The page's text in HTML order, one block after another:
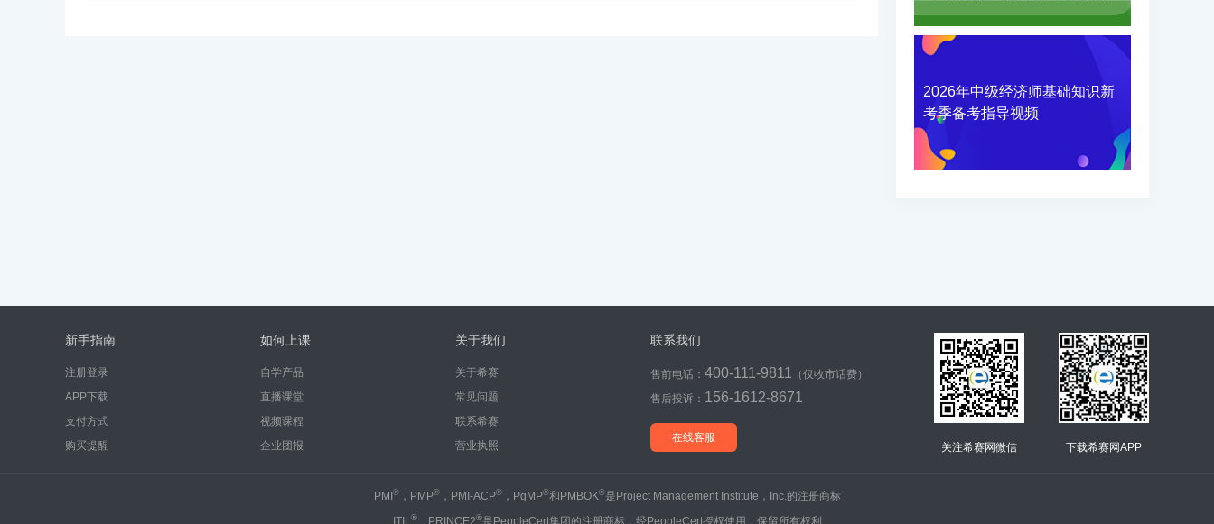
2026年中级经济师基础知识新
考季备考指导视频
新手指南
注册登录
APP下载
支付方式
购买提醒
如何上课
自学产品
直播课堂
视频课程
企业团报
关于我们
关于希赛
常见问题
联系希赛
营业执照
联系我们
售前电话： 400-111-9811
（仅收市话费）
售后投诉： 156-1612-8671
在线客服
关注希赛网微信 下载希赛网APP
PMI®，PMP®，PMI-ACP®，PgMP®和PMBOK®是Project Management Institute，Inc.的注册商标
ITIL ®、PRINCE2®是PeopleCert集团的注册商标，经PeopleCert授权使用，保留所有权利